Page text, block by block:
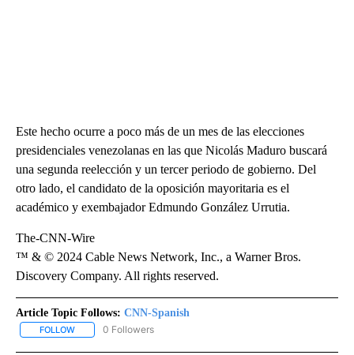
Este hecho ocurre a poco más de un mes de las elecciones
presidenciales venezolanas en las que Nicolás Maduro buscará
una segunda reelección y un tercer periodo de gobierno. Del
otro lado, el candidato de la oposición mayoritaria es el
académico y exembajador Edmundo González Urrutia.
The-CNN-Wire
™ & © 2024 Cable News Network, Inc., a Warner Bros.
Discovery Company. All rights reserved.
Article Topic Follows: CNN-Spanish
FOLLOW FOLLOW "CNN-SPANISH" TO RECEIVE NOTIFICATIONS ABOUT
0 Followers